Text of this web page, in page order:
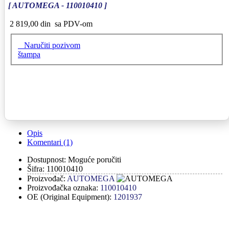
[ AUTOMEGA - 110010410 ]
2 819,00 din sa PDV-om
Naručiti pozivom
štampa
Opis
Komentari (1)
Dostupnost: Moguće poručiti
Šifra: 110010410
Proizvođač: AUTOMEGA
Proizvođačka oznaka: 110010410
OE (Original Equipment): 1201937